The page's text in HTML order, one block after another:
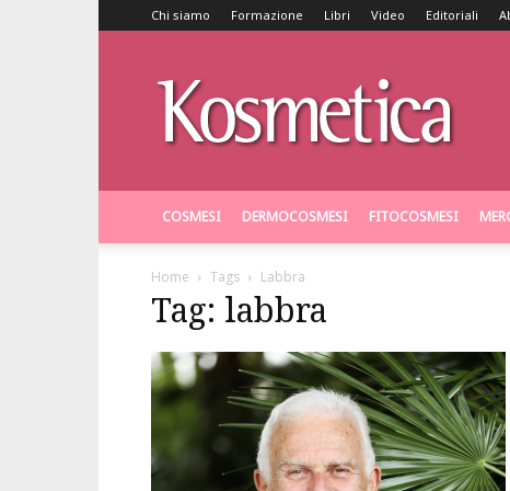
Chi siamo Formazione Libri Video Editoriali
COSMESI DERMOCOSMESI FITOCOSMESI
Home Tags Labbra
Tag: labbra